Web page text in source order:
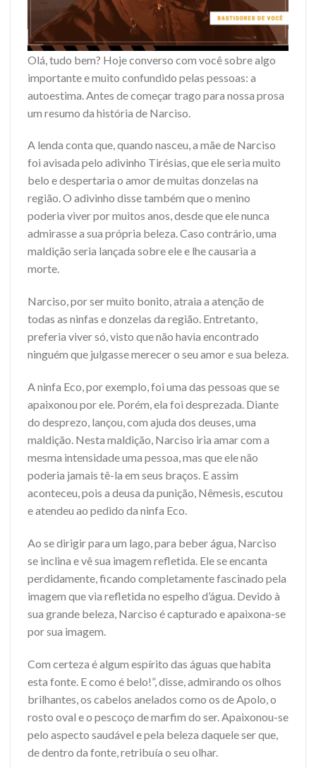
Olá, tudo bem? Hoje converso com você sobre algo
importante e muito confundido pelas pessoas: a
autoestima. Antes de começar trago para nossa prosa
um resumo da história de Narciso.
A lenda conta que, quando nasceu, a mãe de Narciso
foi avisada pelo adivinho Tirésias, que ele seria muito
belo e despertaria o amor de muitas donzelas na
região. O adivinho disse também que o menino
poderia viver por muitos anos, desde que ele nunca
admirasse a sua própria beleza. Caso contrário, uma
maldição seria lançada sobre ele e lhe causaria a
morte.
Narciso, por ser muito bonito, atraia a atenção de
todas as ninfas e donzelas da região. Entretanto,
preferia viver só, visto que não havia encontrado
ninguém que julgasse merecer o seu amor e sua beleza.
A ninfa Eco, por exemplo, foi uma das pessoas que se
apaixonou por ele. Porém, ela foi desprezada. Diante
do desprezo, lançou, com ajuda dos deuses, uma
maldição. Nesta maldição, Narciso iria amar com a
mesma intensidade uma pessoa, mas que ele não
poderia jamais tê-la em seus braços. E assim
aconteceu, pois a deusa da punição, Nêmesis, escutou
e atendeu ao pedido da ninfa Eco.
Ao se dirigir para um lago, para beber água, Narciso
se inclina e vê sua imagem refletida. Ele se encanta
perdidamente, ficando completamente fascinado pela
imagem que via refletida no espelho d’água. Devido à
sua grande beleza, Narciso é capturado e apaixona-se
por sua imagem.
Com certeza é algum espírito das águas que habita
esta fonte. E como é belo!”, disse, admirando os olhos
brilhantes, os cabelos anelados como os de Apolo, o
rosto oval e o pescoço de marfim do ser. Apaixonou-se
pelo aspecto saudável e pela beleza daquele ser que,
de dentro da fonte, retribuía o seu olhar.